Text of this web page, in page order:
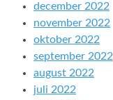
december 2022
november 2022
oktober 2022
september 2022
august 2022
juli 2022